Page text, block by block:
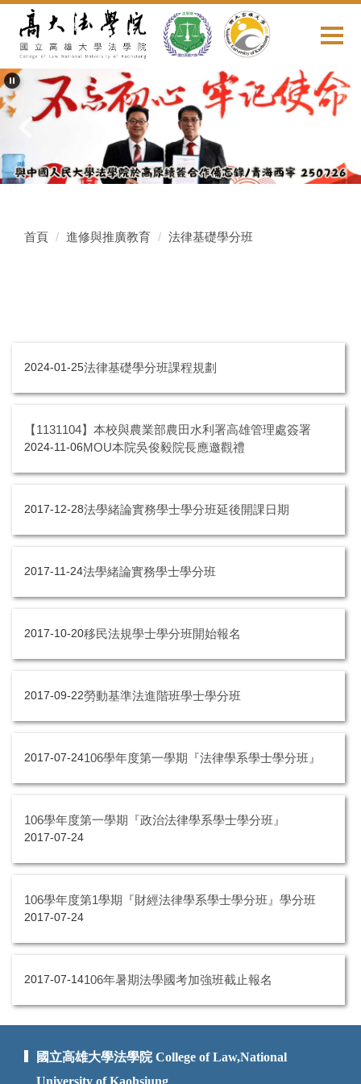
要
內
容
區
首頁 進修與推廣教育 法律基礎學分班
法律基礎學分班課程規劃
2024-01-25
【1131104】本校與農業部農田水利署高雄管理處簽署
MOU本院吳俊毅院長應邀觀禮
2024-11-06
法學緒論實務學士學分班延後開課日期
2017-12-28
法學緒論實務學士學分班
2017-11-24
移民法規學士學分班開始報名
2017-10-20
勞動基準法進階班學士學分班
2017-09-22
106學年度第一學期『法律學系學士學分班』
2017-07-24
106學年度第一學期『政治法律學系學士學分班』
2017-07-24
106學年度第1學期『財經法律學系學士學分班』學分班
2017-07-24
106年暑期法學國考加強班截止報名
2017-07-14
國立高雄大學法學院 College of Law,National
University of Kaohsiung